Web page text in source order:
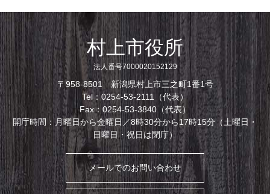
村上市役所
法人番号7000020152129
〒958-8501 新潟県村上市三之町1番1号
Tel：0254-53-2111（代表）
Fax：0254-53-3840（代表）
開庁時間：月曜日から金曜日／8時30分から17時15分（土曜日・
日曜日・祝日は閉庁）
メールでのお問い合わせ